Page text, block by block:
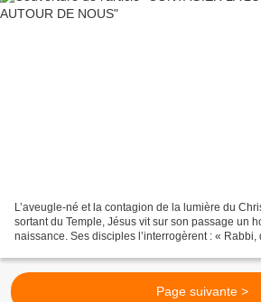
L’aveugle-né et la contagion de la lumière du
sortant du Temple, Jésus vit sur son passage un
naissance. Ses disciples l’interrogèrent : «
Page suivante >